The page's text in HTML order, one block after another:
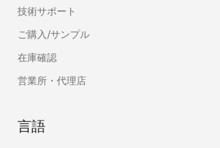
技術サポート
ご購入/サンプル
在庫確認
営業所・代理店
言語